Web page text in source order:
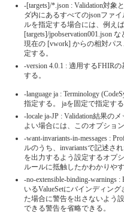
-[targets]/*.json : Validation対象
ダ内にあるすべてのjsonファ
ルを指定する場合には、例えば
[targets]/jpobservation001.json
現在の [vwork] からの相対パ
定する。
-version 4.0.1 : 適用するFHIR
する。
-language ja : Terminology
指定する。 jaを固定で指定する
-locale ja-JP : Validation結果の
よい場合には、このオプショ
-want-invariants-in-messages :
ルのうち、invariantsで記述さ
を出力するよう設定するオプ
ルールに抵触したかわかりやす
-no-extensible-binding-
いるValueSetにバインディン
た場合に警告を出さないよう
できる警告を省略できる。